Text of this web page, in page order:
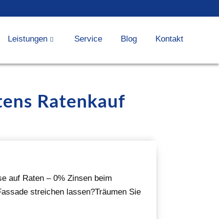
Leistungen Service Blog Kontakt
Ratenkauf
auf Raten – 0% Zinsen beim
streichen lassen?Träumen Sie